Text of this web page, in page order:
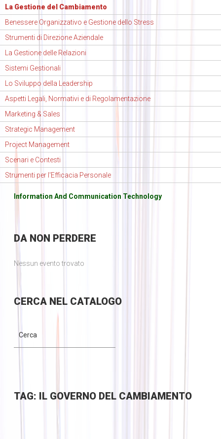
La Gestione del Cambiamento
Benessere Organizzativo e Gestione dello Stress
Strumenti di Direzione Aziendale
La Gestione delle Relazioni
Sistemi Gestionali
Lo Sviluppo della Leadership
Aspetti Legali, Normativi e di Regolamentazione
Marketing & Sales
Strategic Management
Project Management
Scenari e Contesti
Strumenti per l'Efficacia Personale
Information And Communication Technology
DANON PERDERE
Nessun evento trovato
CERCANEL CATALOGO
TAG: IL GOVERNO DEL CAMBIAMENTO